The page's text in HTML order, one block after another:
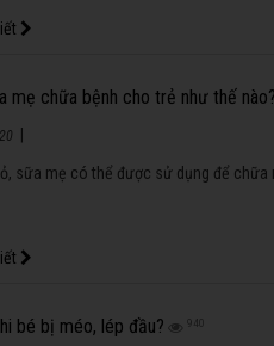
mẹ chữa bệnh cho trẻ như thế nào?
sữa mẹ có thể được sử dụng để chữa
bé bị méo, lép đầu? 940